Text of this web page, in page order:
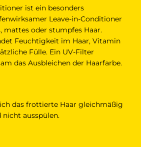
ist ein besonders
Leave-in-Conditioner
mattes oder stumpfes Haar.
Feuchtigkeit im Haar, Vitamin
Fülle. Ein UV-Filter
das Ausbleichen der Haarfarbe.
das frottierte Haar gleichmäßig
nicht ausspülen.